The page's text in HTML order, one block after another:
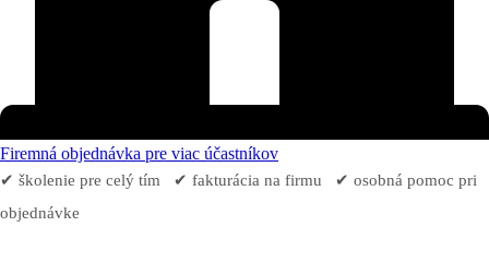
Firemná objednávka pre viac účastníkov
✔ školenie pre celý tím ✔ fakturácia na firmu ✔ osobná pomoc pri
objednávke